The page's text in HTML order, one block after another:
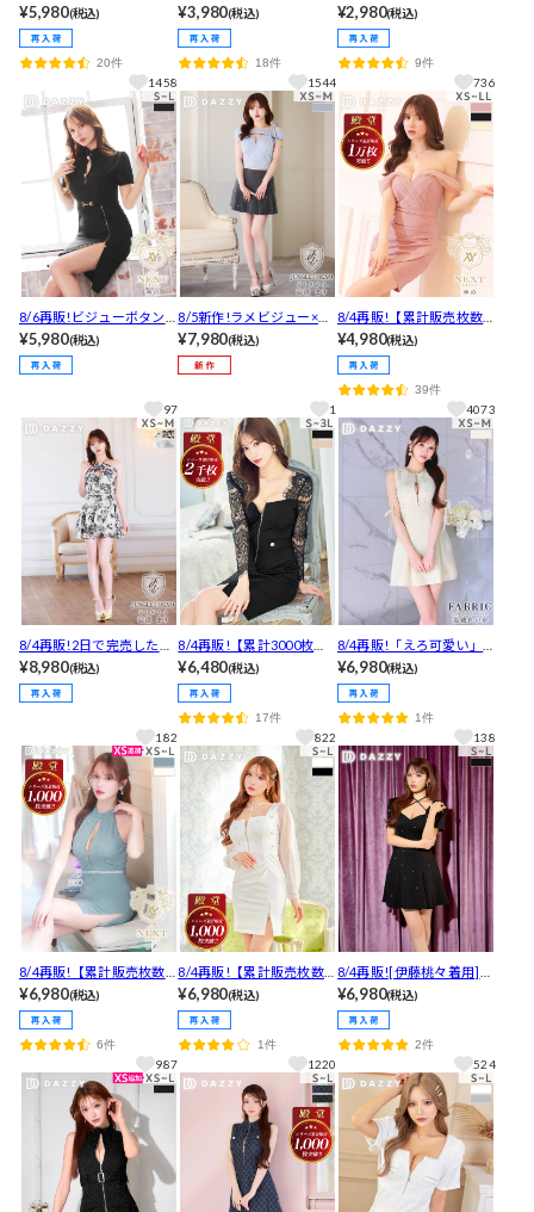
売枚数2700枚突破！】フ
ラワーシアーレースサイ
ドフリル7分袖タイトミニ
丈キャバドレス[XS~3L/6
¥5,980(税込)
20件
1458
枚突破】フロントジップ
フリル袖ベルトモチーフ
タイトミニ丈キャバドレ
ス[S～3L/5サイズ展開][プ
チプ
¥3,980(税込)
18件
1544
枚以上・2980円】安いの
に超盛れる!!デコルテ魅せ
谷間ジップギャザー半袖
タイトミニドレス[プチプ
ラキャバドレス]
¥2,980(税込)
9件
736
8/6再販!ビジューボタン
ジップスリットベルトモ
チーフ半袖タイト膝丈キ
ャバドレス[SML/3サイズ
¥5,980(税込)
97
8/5新作!ラメビジュー×谷
間ジップ♪オフショルと
プリーツで華奢魅せ叶う
あざと肌魅せAラインミニ
サイズ展開]
¥7,980(税込)
1
8/4再販!【累計販売枚数1.
3万枚突破！】フロントク
ロスチュールオフショル
タイトミニドレス[XS~LL/
5サイズ展開]
¥4,980(税込)
39件
4073
8/4再販!2日で完売した★
私服でもOKトワルドジュ
イ柄ホルターネックハイ
ウエストAラインミニ丈キ
ズ展開]
¥8,980(税込)
182
8/4再販!【累計3000枚販
売・3Lサイズ有】大人の
色気漂うフロント全ジッ
プ×透けレース長袖タイト
キャバドレス
¥6,480(税込)
17件
822
8/4再販!「えろ可愛い」
と話題！ ビジューが主役
級に煌めく♪谷間ジップ×
リボンがあざとSEXYなツ
イードAラインミニ丈キャ
バドレス[XS~M/3サイズ
展開]
¥6,980(税込)
1件
138
8/4再販!【累計販売枚数1
500枚突破！】[XSサイズ
追加] 3日で即完した伝説
のSEXY谷間ジップアメス
リビジュータイトミニ丈
キャバドレス[XS-L/4サイ
ズ展開]
¥6,980(税込)
6件
987
8/4再販!【累計販売枚数1
600枚突破！】[伊藤桃々
着用]1年以上ぶりに復
活！スクエアネックで美
デコルテ叶え、チュール
長袖で体型カバーするミ
ニ丈キャバドレス
¥6,980(税込)
1件
1220
8/4再販![伊藤桃々着用]評
判良き1軍ドレスの声!輝
くストーンSEXYクロスネ
ック半袖Aラインミニ丈キ
ャバドレス[SML/3サイズ
展開]
¥6,980(税込)
2件
524